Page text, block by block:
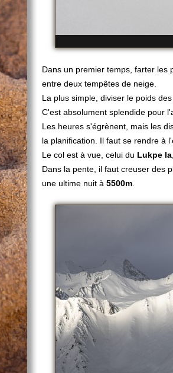
Dans un premier temps, farter les
entre deux tempêtes de neige.
La plus simple, diviser le poids
C'est absolument splendide pour
Les heures s'égrènent, mais les
la planification. Il faut se rendre à
Le col est à vue, celui du Lukpe la
Dans la pente, il faut creuser des
une ultime nuit à 5500m